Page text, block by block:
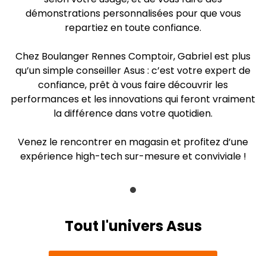
démonstrations personnalisées pour que vous
repartiez en toute confiance.
Chez Boulanger Rennes Comptoir, Gabriel est plus
qu’un simple conseiller Asus : c’est votre expert de
confiance, prêt à vous faire découvrir les
performances et les innovations qui feront vraiment
la différence dans votre quotidien.
Venez le rencontrer en magasin et profitez d’une
expérience high-tech sur-mesure et conviviale !
Tout l'univers Asus